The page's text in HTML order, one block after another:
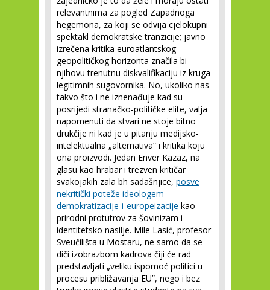
relevantnima za pogled Zapadnoga
hegemona, za koji se odvija cjelokupni
spektakl demokratske tranzicije; javno
izrečena kritika euroatlantskog
geopolitičkog horizonta značila bi
njihovu trenutnu diskvalifikaciju iz kruga
legitimnih sugovornika. No, ukoliko nas
takvo što i ne iznenađuje kad su
posrijedi stranačko-političke elite, valja
napomenuti da stvari ne stoje bitno
drukčije ni kad je u pitanju medijsko-
intelektualna „alternativa“ i kritika koju
ona proizvodi. Jedan Enver Kazaz, na
glasu kao hrabar i trezven kritičar
svakojakih zala bh sadašnjice, posve
nekritički poteže ideologem
demokratizacije-i-europeizacije kao
prirodni protutrov za šovinizam i
identitetsko nasilje. Mile Lasić, profesor
Sveučilišta u Mostaru, ne samo da se
diči izobrazbom kadrova čiji će rad
predstavljati „veliku ispomoć politici u
procesu približavanja EU”, nego i bez